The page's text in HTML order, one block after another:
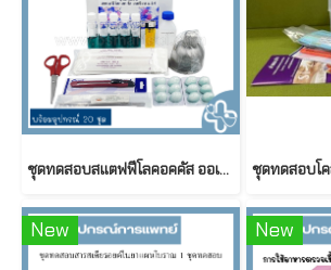
ชุดทดสอบสแตฟฟีโลคอคคัส ออเรียส (อ.14) พร้อมอุปกรณ์ 20 ชุด
New New